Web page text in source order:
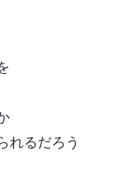
れるだろう